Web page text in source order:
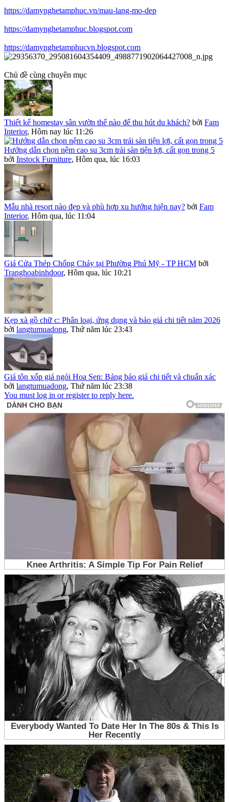
https://damynghetamphuc.vn/mau-lang-mo-dep
https://damynghetamphuc.blogspot.com
https://damynghetamphucvn.blogspot.com
Chủ đề cùng chuyên mục
Thiết kế homestay sân vườn thế nào để thu hút du khách? bởi Fam
Interior, Hôm nay lúc 11:26
Hướng dẫn chọn nệm cao su 3cm trải sàn tiện lợi, cất gọn trong 5
bởi Instock Furniture, Hôm qua, lúc 16:03
Mẫu nhà resort nào đẹp và phù hợp xu hướng hiện nay? bởi Fam
Interior, Hôm qua, lúc 11:04
Giá Cửa Thép Chống Cháy tại Phường Phú Mỹ - TP HCM bởi
Tranghoabinhdoor, Hôm qua, lúc 10:21
Kẹp xà gồ chữ c: Phân loại, ứng dụng và báo giá chi tiết năm 2026
bởi langtumuadong, Thứ năm lúc 23:43
Giá tôn xốp giả ngói Hoa Sen: Bảng báo giá chi tiết và chuẩn xác
bởi langtumuadong, Thứ năm lúc 23:38
You must log in or register to reply here.